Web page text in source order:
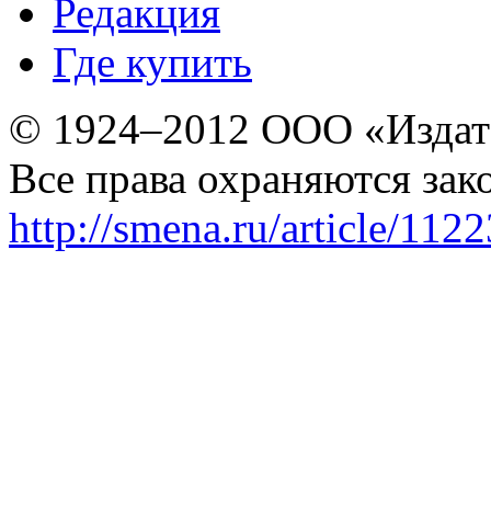
Редакция
Где купить
© 1924–2012 ООО
Все права охраняются
http://smena.ru/article/